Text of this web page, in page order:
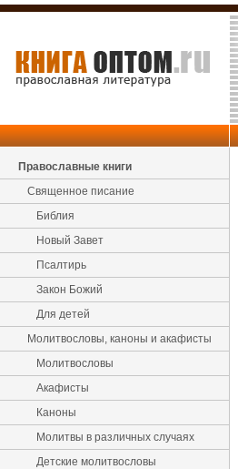
Православные книги
Священное писание
Библия
Новый Завет
Псалтирь
Закон Божий
Для детей
Молитвословы, каноны и акафисты
Молитвословы
Акафисты
Каноны
Молитвы в различных случаях
Детские молитвословы